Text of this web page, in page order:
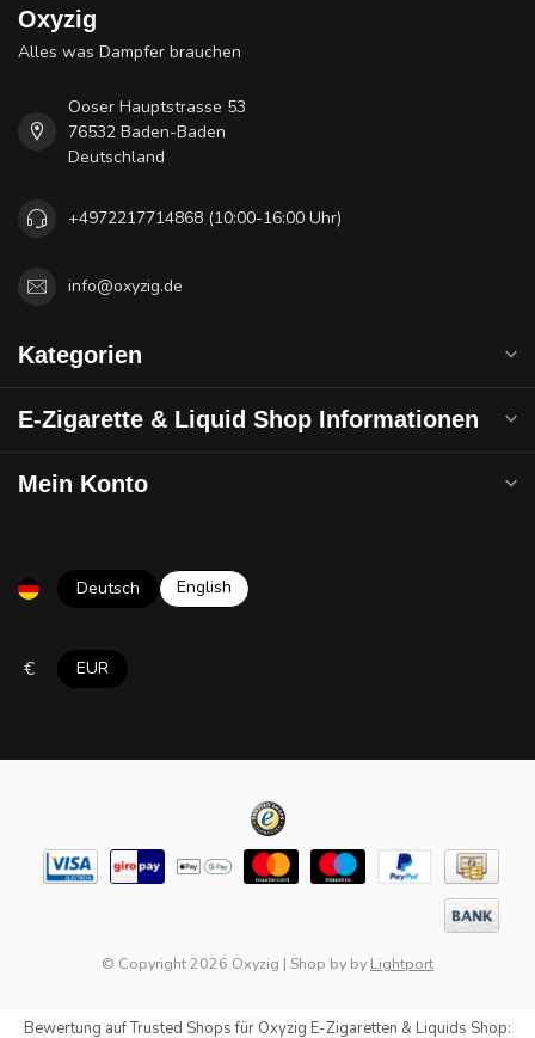
Oxyzig
Alles was Dampfer brauchen
Ooser Hauptstrasse 53
76532 Baden-Baden
Deutschland
+4972217714868 (10:00-16:00 Uhr)
info@oxyzig.de
Kategorien
E-Zigarette & Liquid Shop Informationen
Mein Konto
Deutsch English
€ EUR
© Copyright 2026 Oxyzig | Shop by by Lightport
Bewertung aufTrusted Shopsfür Oxyzig E-Zigaretten & Liquids Shop: